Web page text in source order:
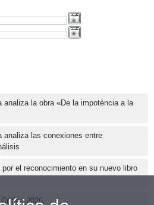
analiza la obra «De la impotència a la
analiza las conexiones entre
el reconocimiento en su nuevo libro
2026